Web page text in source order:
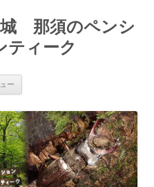
那須のペンシ
ィーク
ー
ツ
へ
ス
キ
ッ
プ